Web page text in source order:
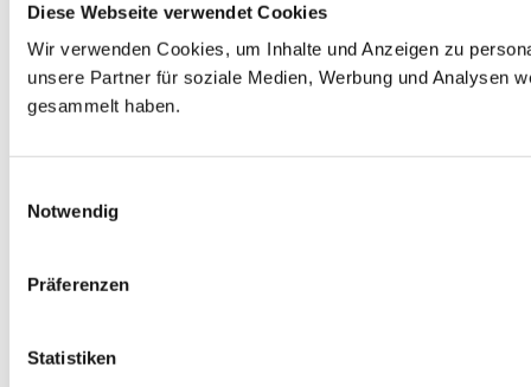
Diese Webseite verwendet Cookies
Wir verwenden Cookies, um Inhalte und Anzeigen zu
unsere Partner für soziale Medien, Werbung und Analysen
gesammelt haben.
Notwendig
Präferenzen
Statistiken